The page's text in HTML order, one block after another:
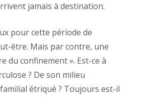
jamais à destination.
pour cette période de
être. Mais par contre, une
du confinement ». Est-ce à
? De son milieu
étriqué ? Toujours est-il